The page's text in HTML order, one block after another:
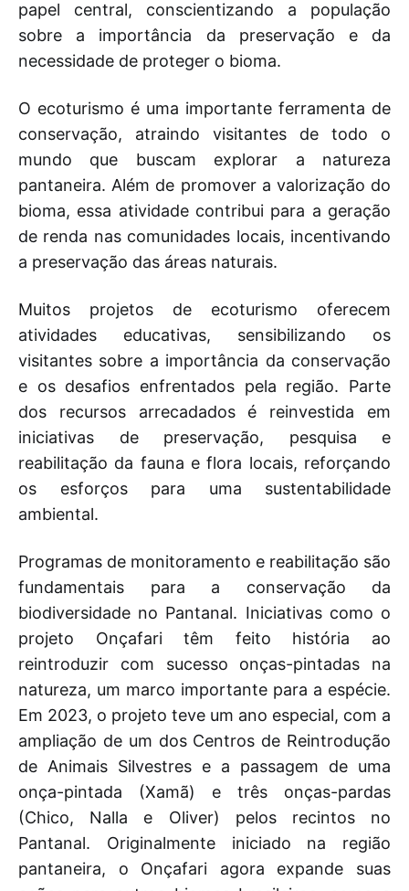
papel central, conscientizando a população
sobre a importância da preservação e da
necessidade de proteger o bioma.
O ecoturismo é uma importante ferramenta de
conservação, atraindo visitantes de todo o
mundo que buscam explorar a natureza
pantaneira. Além de promover a valorização do
bioma, essa atividade contribui para a geração
de renda nas comunidades locais, incentivando
a preservação das áreas naturais.
Muitos projetos de ecoturismo oferecem
atividades educativas, sensibilizando os
visitantes sobre a importância da conservação
e os desafios enfrentados pela região. Parte
dos recursos arrecadados é reinvestida em
iniciativas de preservação, pesquisa e
reabilitação da fauna e flora locais, reforçando
os esforços para uma sustentabilidade
ambiental.
Programas de monitoramento e reabilitação são
fundamentais para a conservação da
biodiversidade no Pantanal. Iniciativas como o
projeto Onçafari têm feito história ao
reintroduzir com sucesso onças-pintadas na
natureza, um marco importante para a espécie.
Em 2023, o projeto teve um ano especial, com a
ampliação de um dos Centros de Reintrodução
de Animais Silvestres e a passagem de uma
onça-pintada (Xamã) e três onças-pardas
(Chico, Nalla e Oliver) pelos recintos no
Pantanal. Originalmente iniciado na região
pantaneira, o Onçafari agora expande suas